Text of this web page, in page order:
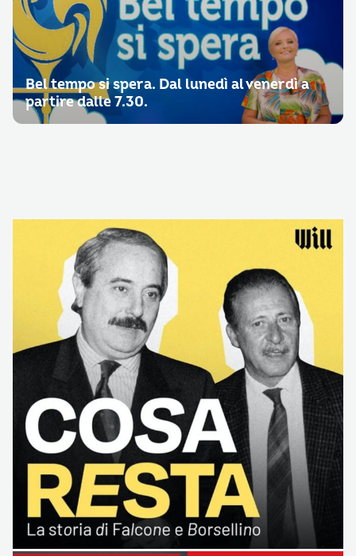
Bel tempo si spera. Dal lunedì al venerdì a
partire dalle 7.30.